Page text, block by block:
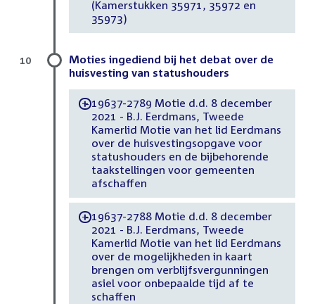
(Kamerstukken 35971, 35972 en
35973)
Moties ingediend bij het debat over de
huisvesting van statushouders
-19637-2789 Motie d.d. 8 december
2021 - B.J. Eerdmans, Tweede
Kamerlid Motie van het lid Eerdmans
over de huisvestingsopgave voor
statushouders en de bijbehorende
taakstellingen voor gemeenten
afschaffen
-19637-2788 Motie d.d. 8 december
2021 - B.J. Eerdmans, Tweede
Kamerlid Motie van het lid Eerdmans
over de mogelijkheden in kaart
brengen om verblijfsvergunningen
asiel voor onbepaalde tijd af te
schaffen
10